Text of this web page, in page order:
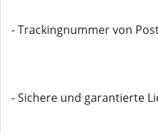
- Trackingnummer von
- Sichere und garantierte